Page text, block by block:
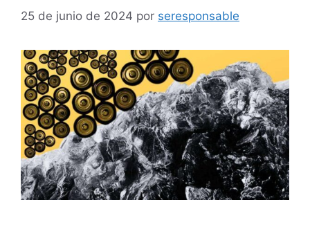
25 de junio de 2024 por seresponsable